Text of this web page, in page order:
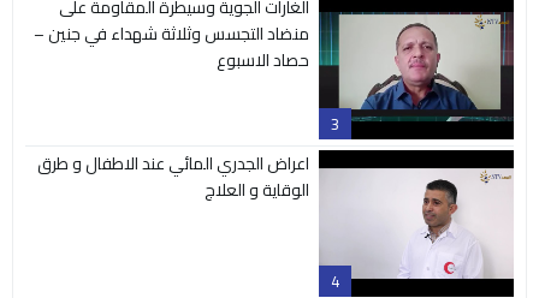
3
الغارات الجوية وسيطرة المقاومة على
منضاد التجسس وثلاثة شهداء في جنين –
حصاد الاسبوع
4
اعراض الجدري المائي عند الاطفال و طرق
الوقاية و العلاج